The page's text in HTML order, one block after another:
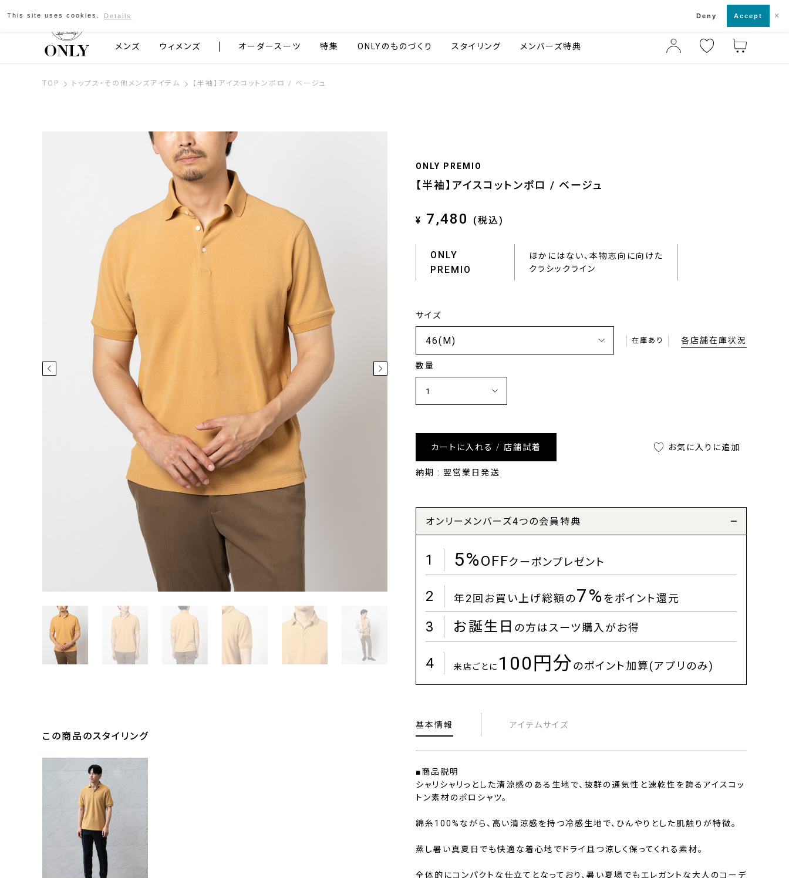
京都発のスーツブランド ONLY
メンズ ウィメンズ オーダースーツ 特集 ONLYのものづくり スタイリング メンバーズ特典
TOP トップス・その他メンズアイテム 【半袖】アイスコットンポロ / ベージュ
ONLY PREMIO
【半袖】アイスコットンポロ / ベージュ
¥ 7,480 (税込)
ONLY
PREMIO
ほかにはない、本物志向に向けた
クラシックライン
サイズ
在庫あり 各店舗在庫状況
数量
カートに入れる / 店舗試着
納期 : 翌営業日発送
お気に入りに追加
オンリーメンバーズ4つの会員特典
1 5%OFFクーポンプレゼント
2 年2回お買い上げ総額の7%をポイント還元
3 お誕生日 の方はスーツ購入がお得
4 来店ごとに 100円分のポイント加算(アプリのみ)
基本情報 アイテムサイズ
■商品説明
シャリシャリっとした清涼感のある生地で、抜群の通気性と速乾性を誇るアイスコッ
トン素材のポロシャツ。
綿糸100%ながら、高い清涼感を持つ冷感生地で、ひんやりとした肌触りが特徴。
蒸し暑い真夏日でも快適な着心地でドライ且つ涼しく保ってくれる素材。
全体的にコンパクトな仕立てとなっており、暑い夏場でもエレガントな大人のコーデ
この商品のスタイリング
This site uses cookies. Details Deny Accept ×